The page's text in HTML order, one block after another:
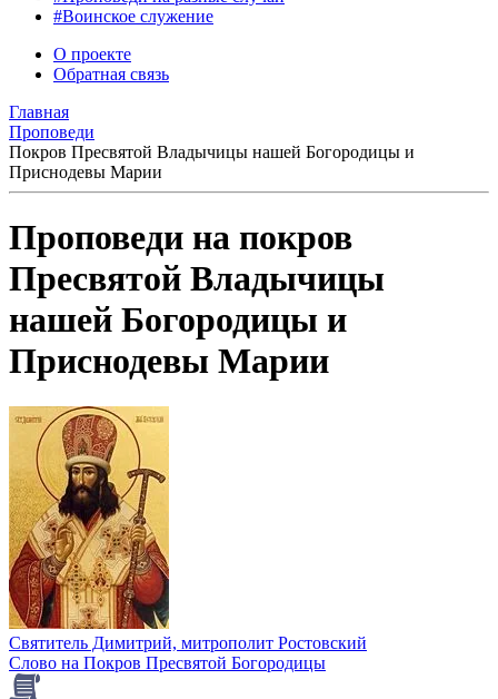
#Воинское служение
О проекте
Обратная связь
Главная
Проповеди
Покров Пресвятой Владычицы нашей Богородицы и
Приснодевы Марии
Проповеди на покров
Пресвятой Владычицы
нашей Богородицы и
Приснодевы Марии
Святитель Димитрий, митрополит Ростовский
Слово на Покров Пресвятой Богородицы